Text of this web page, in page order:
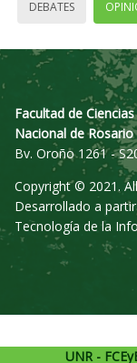
DEBATES
Facultad de
Nacional de Rosario
Bv. Oroño 1261 -
Copyright © 2021.
Desarrollado a
Tecnología de la
UNR -